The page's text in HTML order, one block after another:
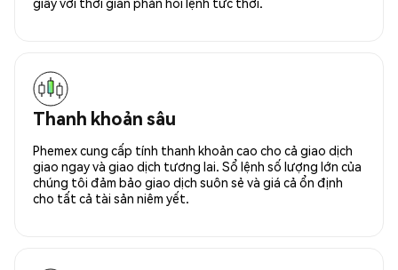
Thanh khoản sâu
Phemex cung cấp tính thanh khoản cao cho cả giao dịch
giao ngay và giao dịch tương lai. Sổ lệnh số lượng lớn của
chúng tôi đảm bảo giao dịch suôn sẻ và giá cả ổn định
cho tất cả tài sản niêm yết.